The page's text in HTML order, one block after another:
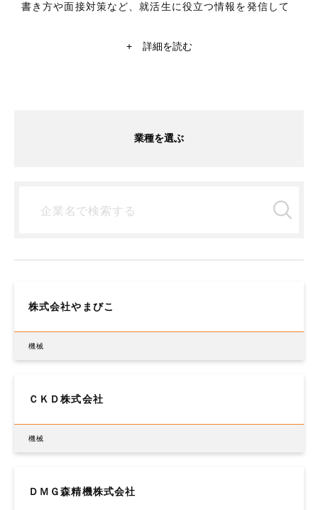
書き方や面接対策など、就活生に役立つ情報を発信して
をもらった現役学生ライターが、インターン体験から企
+ 詳細を読む
業種を選ぶ
株式会社やまびこ
機械
ＣＫＤ株式会社
機械
ＤＭＧ森精機株式会社